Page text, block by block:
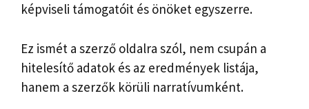
képviseli támogatóit és önöket egyszerre.
Ez ismét a szerző oldalra szól, nem csupán a
hitelesítő adatok és az eredmények listája,
hanem a szerzők körüli narratívumként.